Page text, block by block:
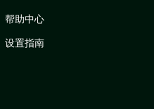
帮助中心
设置指南